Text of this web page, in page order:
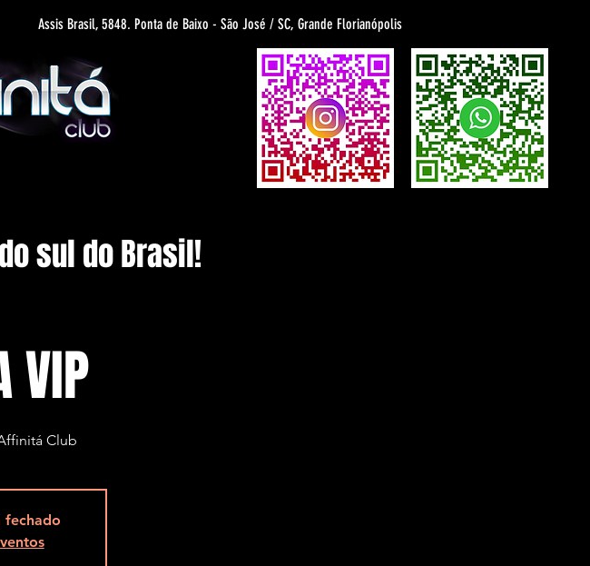
Assis Brasil, 5848. Ponta de Baixo - São José / SC, Grande Florianópolis
sul do Brasil!
VIP
Club
fechado